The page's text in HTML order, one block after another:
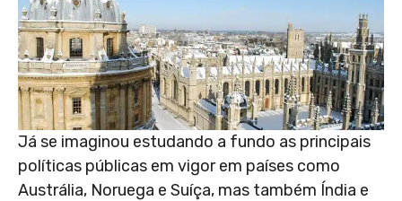
Já se imaginou estudando a fundo as principais
políticas públicas em vigor em países como
Austrália, Noruega e Suíça, mas também Índia e